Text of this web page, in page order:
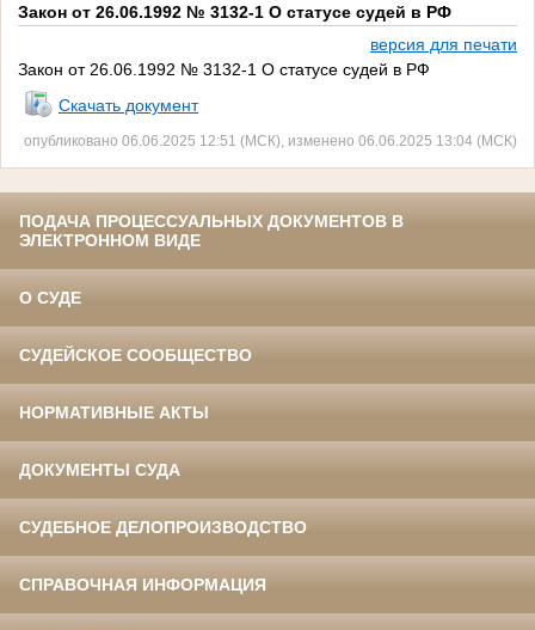
Закон от 26.06.1992 № 3132-1 О статусе судей в РФ
версия для печати
Закон от 26.06.1992 № 3132-1 О статусе судей в РФ
Скачать документ
опубликовано 06.06.2025 12:51 (МСК), изменено 06.06.2025 13:04 (МСК)
ПОДАЧА ПРОЦЕССУАЛЬНЫХ ДОКУМЕНТОВ В
ЭЛЕКТРОННОМ ВИДЕ
О СУДЕ
СУДЕЙСКОЕ СООБЩЕСТВО
НОРМАТИВНЫЕ АКТЫ
ДОКУМЕНТЫ СУДА
СУДЕБНОЕ ДЕЛОПРОИЗВОДСТВО
СПРАВОЧНАЯ ИНФОРМАЦИЯ